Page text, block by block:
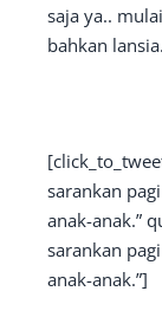
saja ya..
bahkan lansia.
sarankan
anak-anak.”
sarankan
anak-anak.”]